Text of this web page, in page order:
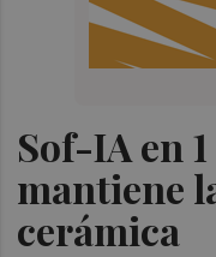
Sof-IA en
mantiene
cerámica